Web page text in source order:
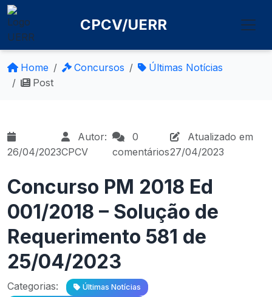
CPCV/UERR
Home Concursos
Últimas Notícias
Post
26/04/2023
Autor:
CPCV
0
comentários
Atualizado em
27/04/2023
Concurso PM 2018 Ed
001/2018 – Solução de
Requerimento 581 de
25/04/2023
Categorias:
Últimas Notícias